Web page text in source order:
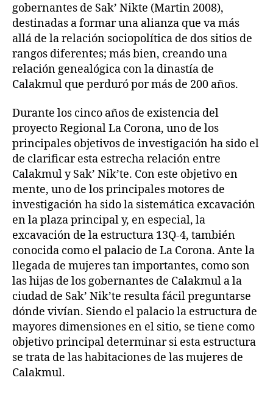
gobernantes de Sak’ Nikte (Martin 2008),
destinadas a formar una alianza que va más
allá de la relación sociopolítica de dos sitios de
rangos diferentes; más bien, creando una
relación genealógica con la dinastía de
Calakmul que perduró por más de 200 años.
Durante los cinco años de existencia del
proyecto Regional La Corona, uno de los
principales objetivos de investigación ha sido el
de clarificar esta estrecha relación entre
Calakmul y Sak’ Nik’te. Con este objetivo en
mente, uno de los principales motores de
investigación ha sido la sistemática excavación
en la plaza principal y, en especial, la
excavación de la estructura 13Q-4, también
conocida como el palacio de La Corona. Ante la
llegada de mujeres tan importantes, como son
las hijas de los gobernantes de Calakmul a la
ciudad de Sak’ Nik’te resulta fácil preguntarse
dónde vivían. Siendo el palacio la estructura de
mayores dimensiones en el sitio, se tiene como
objetivo principal determinar si esta estructura
se trata de las habitaciones de las mujeres de
Calakmul.